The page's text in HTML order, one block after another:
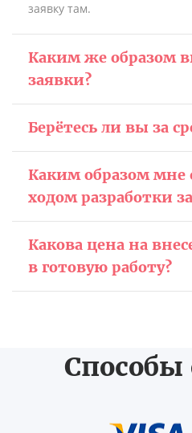
заявку там.
Каким же образом
заявки?
Берётесь ли вы за
Каким образом мне
ходом разработки
Какова цена на
в готовую работу?